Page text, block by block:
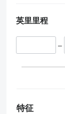
英里里程
–
特征